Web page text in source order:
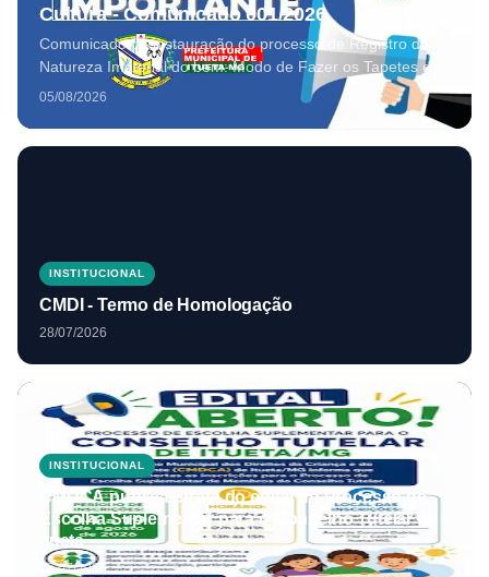
Cultura - Comunicado 001/2026
Comunicado de instauração do processo de Registro de
Natureza Imaterial do bem: Modo de Fazer os Tapetes de
Corpus Christi, por seu valor histórico, simbólico e cultural.
05/08/2026
INSTITUCIONAL
CMDI - Termo de Homologação
28/07/2026
INSTITUCIONAL
CMDCA publica errata do edital do Processo de
Escolha Suplementar para o Conselho Tutelar de
Itueta
27/07/2026